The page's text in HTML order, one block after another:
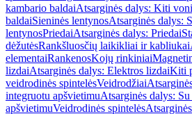
kambario baldaiAtsarginės dalys: Kiti
baldaiSieninės lentynosAtsarginės dalys:
lentynosPriedaiAtsarginės dalys: Priedai
dėžutėsRankšluosčių laikikliai ir kabliukai
elementaiRankenosKojų rinkiniai
lizdaiAtsarginės dalys: Elektros lizdaiKiti
veidrodinės spintelėsVeidrodžiai
integruotu apšvietimuAtsarginės dalys:
apšvietimuVeidrodinės spintelės